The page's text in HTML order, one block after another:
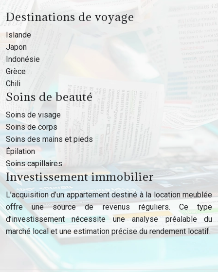
Destinations de voyage
Islande
Japon
Indonésie
Grèce
Chili
Soins de beauté
Soins de visage
Soins de corps
Soins des mains et pieds
Épilation
Soins capillaires
Investissement immobilier
L’acquisition d’un appartement destiné à la location meublée
offre une source de revenus réguliers. Ce type
d’investissement nécessite une analyse préalable du
marché local et une estimation précise du rendement locatif.